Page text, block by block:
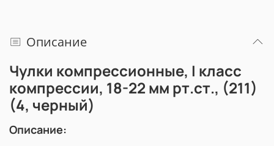
Описание
Чулки компрессионные, I класс
компрессии, 18-22 мм рт.ст., (211)
(4, черный)
Описание: